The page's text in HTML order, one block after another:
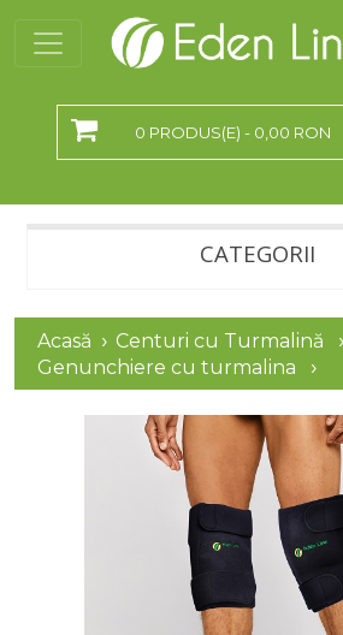
0 PRODUS(E) - 0,00 RON
CATEGORII
Acasă
Centuri cu Turmalină
Genunchiere cu turmalina